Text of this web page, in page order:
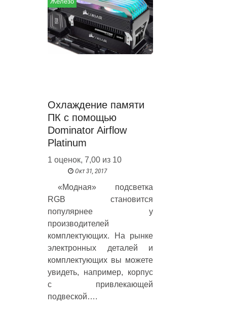
Охлаждение памяти
ПК с помощью
Dominator Airflow
Platinum
1 оценок, 7,00 из 10
Окт 31, 2017
«Модная» подсветка
RGB становится
популярнее у
производителей
комплектующих. На рынке
электронных деталей и
комплектующих вы можете
увидеть, например, корпус
с привлекающей
подвеской….